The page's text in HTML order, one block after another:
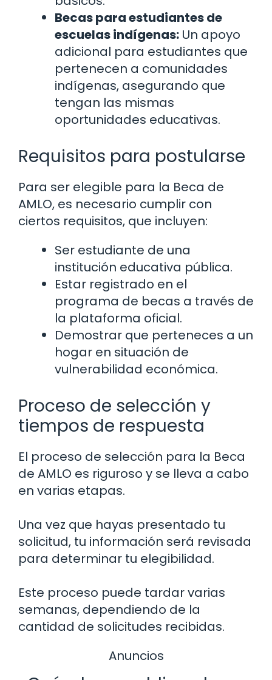
Becas para estudiantes de
escuelas indígenas: Un apoyo
adicional para estudiantes que
pertenecen a comunidades
indígenas, asegurando que
tengan las mismas
oportunidades educativas.
Requisitos para postularse
Para ser elegible para la Beca de
AMLO, es necesario cumplir con
ciertos requisitos, que incluyen:
Ser estudiante de una
institución educativa pública.
Estar registrado en el
programa de becas a través de
la plataforma oficial.
Demostrar que perteneces a un
hogar en situación de
vulnerabilidad económica.
Proceso de selección y
tiempos de respuesta
El proceso de selección para la Beca
de AMLO es riguroso y se lleva a cabo
en varias etapas.
Una vez que hayas presentado tu
solicitud, tu información será revisada
para determinar tu elegibilidad.
Este proceso puede tardar varias
semanas, dependiendo de la
cantidad de solicitudes recibidas.
Anuncios